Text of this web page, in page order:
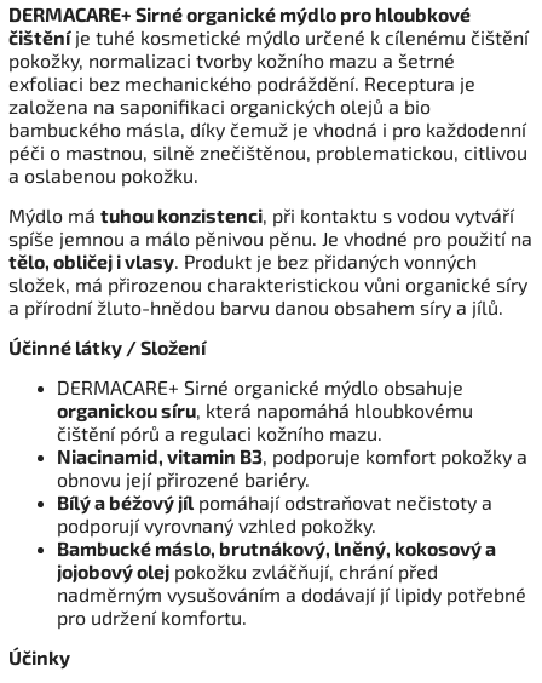
DERMACARE+ Sirné organické mýdlo pro hloubkové
čištěníje tuhé kosmetické mýdlo určené k cílenému čištění
pokožky, normalizaci tvorby kožního mazu a šetrné
exfoliaci bez mechanického podráždění. Receptura je
založena na saponifikaci organických olejů a bio
bambuckého másla, díky čemuž je vhodná i pro každodenní
péči o mastnou, silně znečištěnou, problematickou, citlivou
a oslabenou pokožku.
Mýdlo má tuhou konzistenci, při kontaktu s vodou vytváří
spíše jemnou a málo pěnivou pěnu. Je vhodné pro použití na
tělo, obličej i vlasy. Produkt je bez přidaných vonných
složek, má přirozenou charakteristickou vůni organické síry
a přírodní žluto-hnědou barvu danou obsahem síry a jílů.
Účinné látky / Složení
DERMACARE+ Sirné organické mýdlo obsahuje
organickou síru, která napomáhá hloubkovému
čištění pórů a regulaci kožního mazu.
Niacinamid, vitamin B3, podporuje komfort pokožky a
obnovu její přirozené bariéry.
Bílý a béžový jíl pomáhají odstraňovat nečistoty a
podporují vyrovnaný vzhled pokožky.
Bambucké máslo, brutnákový, lněný, kokosový a
jojobový olej pokožku zvláčňují, chrání před
nadměrným vysušováním a dodávají jí lipidy potřebné
pro udržení komfortu.
Účinky